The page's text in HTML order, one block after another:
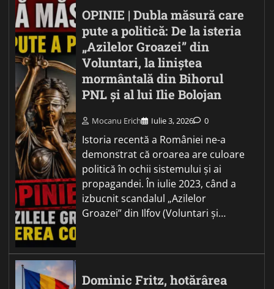
OPINIE | Dubla măsură care
pute a politică: De la isteria
„Azilelor Groazei” din
Voluntari, la liniștea
mormântală din Bihorul
PNL și al lui Ilie Bolojan
Mocanu Erich Iulie 3, 2026 0
Istoria recentă a României ne-a
demonstrat că oroarea are culoare
politică în ochii sistemului și ai
propagandei. În iulie 2023, când a
izbucnit scandalul „Azilelor
Groazei” din Ilfov (Voluntari și…
Dominic Fritz, hotărârea